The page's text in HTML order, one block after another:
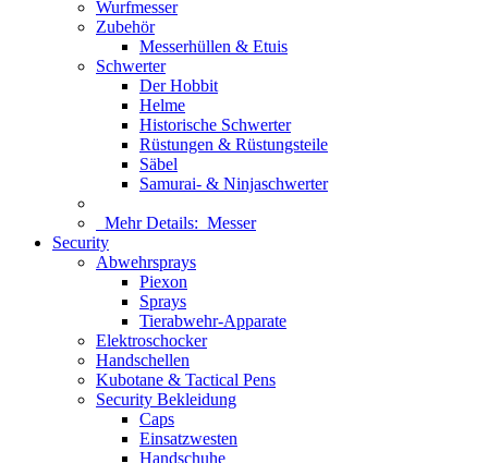
Wurfmesser
Zubehör
Messerhüllen & Etuis
Schwerter
Der Hobbit
Helme
Historische Schwerter
Rüstungen & Rüstungsteile
Säbel
Samurai- & Ninjaschwerter
Mehr Details: Messer
Security
Abwehrsprays
Piexon
Sprays
Tierabwehr-Apparate
Elektroschocker
Handschellen
Kubotane & Tactical Pens
Security Bekleidung
Caps
Einsatzwesten
Handschuhe